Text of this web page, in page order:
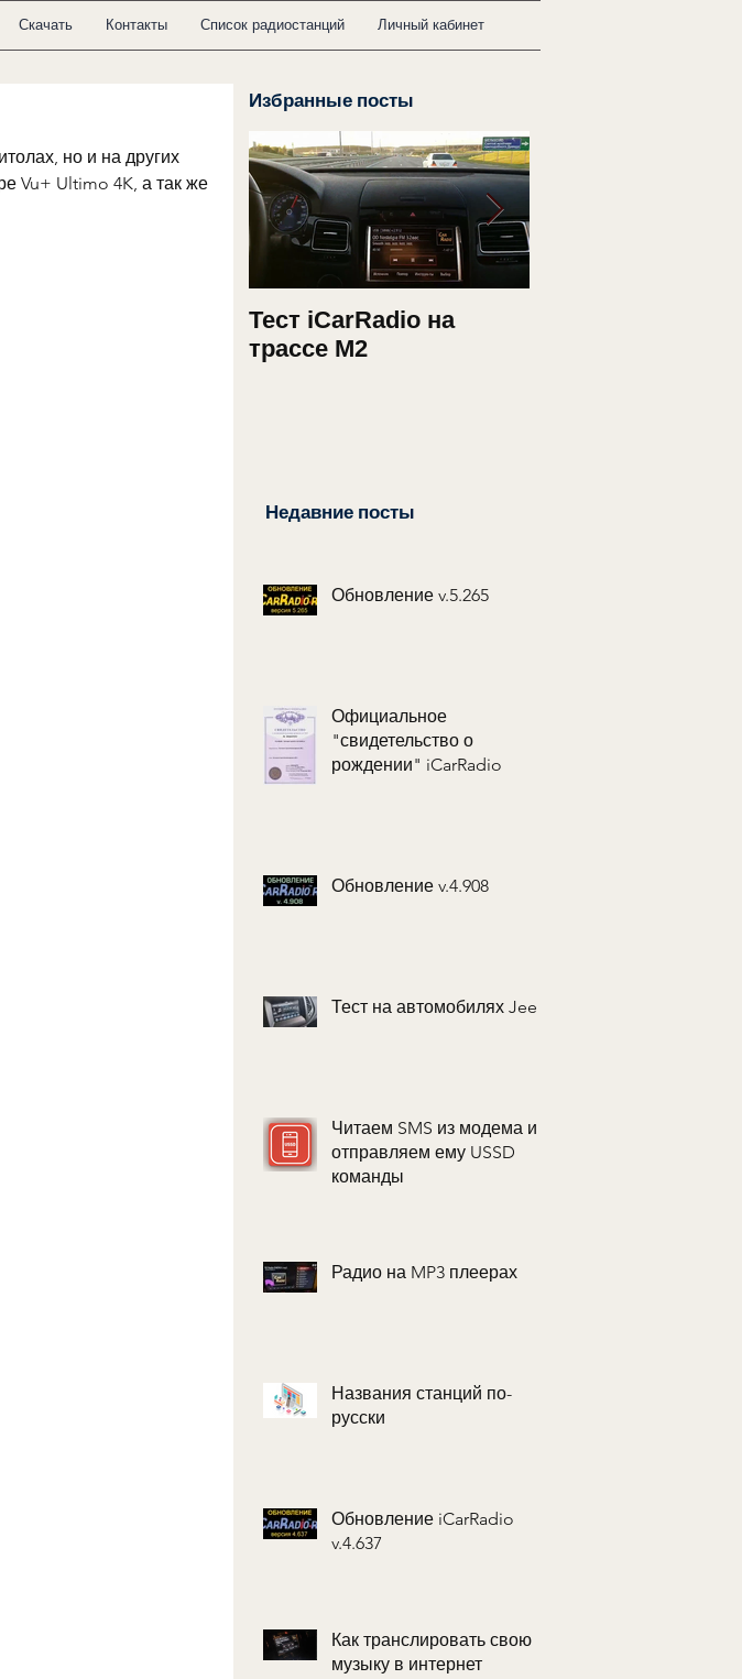
но и на других
Vu+ Ultimo 4K, а так же
Избранные посты
Тест iCarRadio на
трассе M2
Недавние посты
Обновление v.5.265
Официальное
"свидетельство о
рождении" iCarRadio
Обновление v.4.908
Тест на автомобилях Jeep
Читаем SMS из модема и
отправляем ему USSD
команды
Радио на MP3 плеерах
Названия станций по-
русски
Обновление iCarRadio
v.4.637
Как транслировать свою
музыку в интернет
Скачать Контакты Список радиостанций Личный кабинет